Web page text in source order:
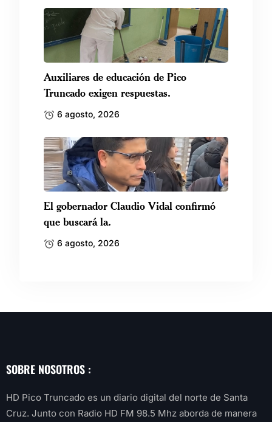
Auxiliares de educación de Pico
Truncado exigen respuestas.
6 agosto, 2026
El gobernador Claudio Vidal confirmó
que buscará la.
6 agosto, 2026
SOBRE NOSOTROS :
HD Pico Truncado es un diario digital del norte de Santa
Cruz. Junto con Radio HD FM 98.5 Mhz aborda de manera